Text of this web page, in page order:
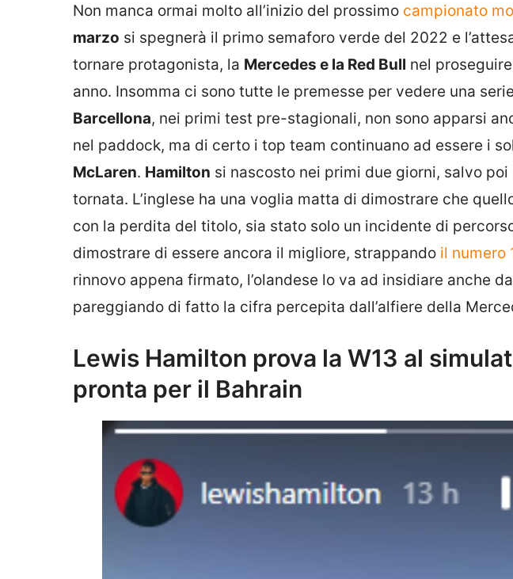
Non manca ormai molto all’inizio del prossimo campionato
marzo si spegnerà il primo semaforo verde del 2022 e
tornare protagonista, la Mercedes e la Red Bull nel
anno. Insomma ci sono tutte le premesse per vedere una
Barcellona, nei primi test pre-stagionali, non sono apparsi
nel paddock, ma di certo i top team continuano ad essere i
McLaren. Hamilton si nascosto nei primi due giorni, salvo
tornata. L’inglese ha una voglia matta di dimostrare che
con la perdita del titolo, sia stato solo un incidente di
dimostrare di essere ancora il migliore, strappando il numero
rinnovo appena firmato, l’olandese lo va ad insidiare anche
pareggiando di fatto la cifra percepita dall’alfiere della
Lewis Hamilton prova la W13 al
pronta per il Bahrain